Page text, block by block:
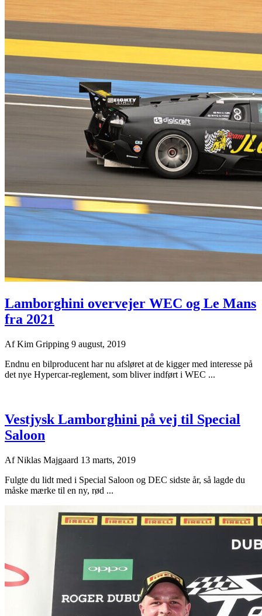
Lamborghini overvejer WEC og Le Mans
fra 2021
AfKim Gripping 9 august, 2019
Endnu en bilproducent har nu afsløret at de kigger med interesse på
det nye Hypercar-reglement, som bliver indført i WEC ...
Vestjysk Lamborghini på vej til Special
Saloon
AfNiklas Majgaard 13 marts, 2019
Fulgte du lidt med i Special Saloon og DEC sidste år, så lagde du
måske mærke til en ny, rød ...